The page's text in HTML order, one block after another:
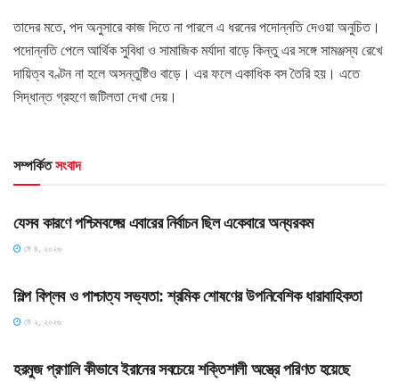
তাদের মতে, পদ অনুসারে কাজ দিতে না পারলে এ ধরনের পদোন্নতি দেওয়া অনুচিত।
পদোন্নতি পেলে আর্থিক সুবিধা ও সামাজিক মর্যাদা বাড়ে কিন্তু এর সঙ্গে সামঞ্জস্য রেখে
দায়িত্ব বণ্টন না হলে অসন্তুষ্টিও বাড়ে। এর ফলে একাধিক বস তৈরি হয়। এতে
সিদ্ধান্ত গ্রহণে জটিলতা দেখা দেয়।
সম্পর্কিতসংবাদ
HOME POST
যেসব কারণে পশ্চিমবঙ্গের এবারের নির্বাচন ছিল একেবারে অন্যরকম
মে ৪, ২০২৬
শিল্প বিপ্লব ও পাশ্চাত্য সভ্যতা: শ্রমিক শোষণের উপনিবেশিক ধারাবাহিকতা
মে ২, ২০২৬
হরমুজ প্রণালি কীভাবে ইরানের সবচেয়ে শক্তিশালী অস্ত্রে পরিণত হয়েছে